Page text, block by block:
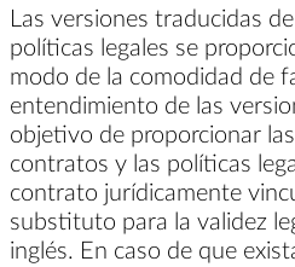
Las versiones traducidas
políticas legales se
modo de la comodidad de
entendimiento de las
objetivo de proporcionar
contratos y las políticas
contrato jurídicamente
substituto para la validez
inglés. En caso de que